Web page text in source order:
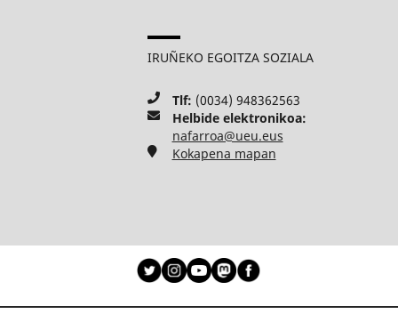
IRUÑEKO EGOITZA SOZIALA
Tlf: (0034) 948362563
Helbide elektronikoa:
nafarroa@ueu.eus
Kokapena mapan